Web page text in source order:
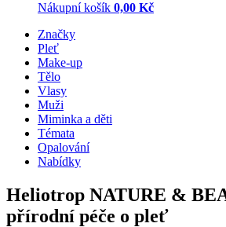
Nákupní košík 0,00 Kč
Značky
Pleť
Make-up
Tělo
Vlasy
Muži
Miminka a děti
Témata
Opalování
Nabídky
Heliotrop NATURE &
přírodní péče o pleť